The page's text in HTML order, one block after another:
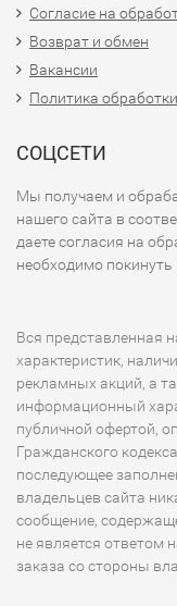
Согласие на
Возврат и обмен
Вакансии
Политика
СОЦСЕТИ
Мы получаем и
нашего сайта в
даете согласия на
необходимо покинуть
Вся представленная
характеристик,
рекламных акций, а
информационный
публичной офертой,
Гражданского
последующее
владельцев сайта
сообщение,
не является ответом
заказа со стороны